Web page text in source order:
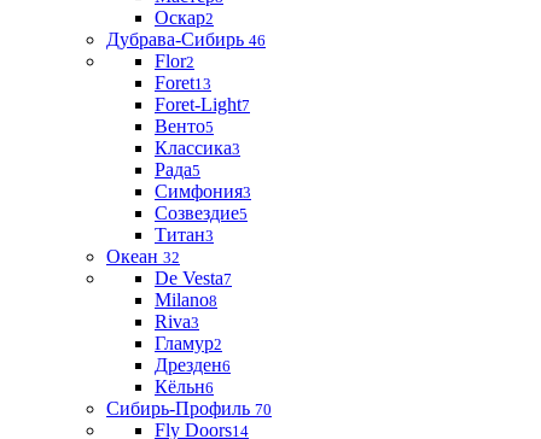
Оскар2
Дубрава-Сибирь 46
Flor2
Foret13
Foret-Light7
Венто5
Классика3
Рада5
Симфония3
Созвездие5
Титан3
Океан 32
De Vesta7
Milano8
Riva3
Гламур2
Дрезден6
Кёльн6
Сибирь-Профиль 70
Fly Doors14